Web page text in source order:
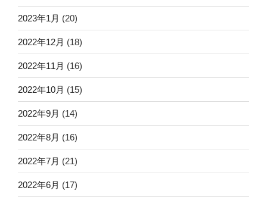
2023年1月 (20)
2022年12月 (18)
2022年11月 (16)
2022年10月 (15)
2022年9月 (14)
2022年8月 (16)
2022年7月 (21)
2022年6月 (17)